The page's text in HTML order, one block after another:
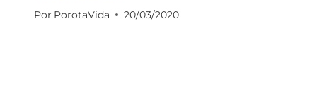
Por PorotaVida 20/03/2020